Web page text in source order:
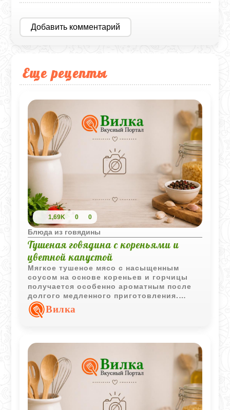
Добавить комментарий
Еще рецепты
1,69K 0 0
Блюда из говядины
Тушеная говядина с кореньями и
цветной капустой
Мягкое тушеное мясо с насыщенным
соусом на основе кореньев и горчицы
получается особенно ароматным после
долгого медленного приготовления.
Цветная капуста с маслом и сухарями
делает блюдо более домашним и
Вилка